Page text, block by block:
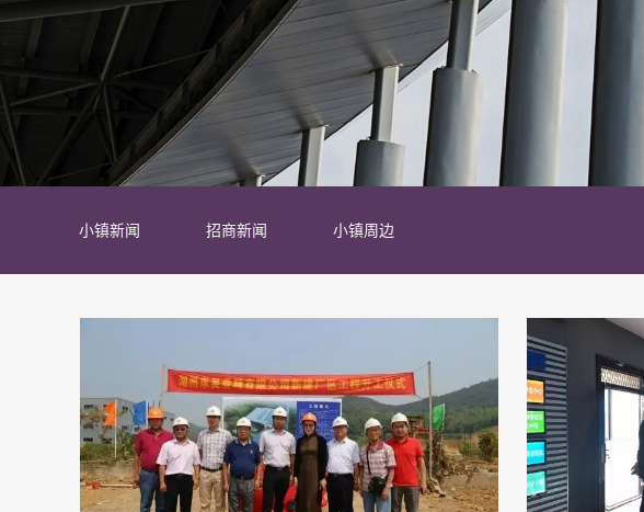
小镇新闻 招商新闻 小镇周边